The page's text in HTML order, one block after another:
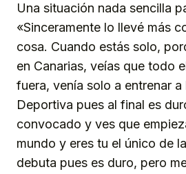
Una situación nada sencilla
«Sinceramente lo llevé más
cosa. Cuando estás solo,
en Canarias, veías que todo
fuera, venía solo a entrenar a
Deportiva pues al final es
convocado y ves que
mundo y eres tu el único de
debuta pues es duro, pero